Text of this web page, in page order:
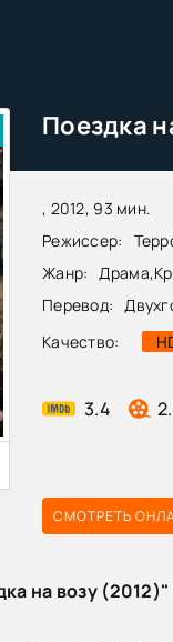
Поездка
, 2012, 93 мин.
Режиссер:
Жанр:
Драма,
Перевод:
Качество:
3.4
СМОТРЕТЬ
на возу (2012)"